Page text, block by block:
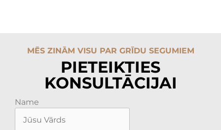
MĒS ZINĀM VISU PAR GRĪDU SEGUMIEM
PIETEIKTIES
KONSULTĀCIJAI
Name